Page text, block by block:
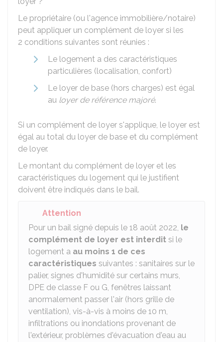
Le propriétaire (ou l'agence immobilière/notaire)
peut appliquer un complément de loyer si les
2 conditions suivantes sont réunies :
Le logement a des caractéristiques
particulières (localisation, confort)
Le loyer de base (hors charges) est égal
au loyer de référence majoré.
Si un complément de loyer s'applique, le loyer est
égal au total du loyer de base et du complément
de loyer.
Le montant du complément de loyer et les
caractéristiques du logement qui le justifient
doivent être indiqués dans le bail.
Attention
Pour un bail signé depuis le 18 août 2022, le
complément de loyer est interdit si le
logement a au moins 1 de ces
caractéristiques suivantes : sanitaires sur le
palier, signes d'humidité sur certains murs,
DPE de classe F ou G, fenêtres laissant
anormalement passer l'air (hors grille de
ventilation), vis-à-vis à moins de 10 m,
infiltrations ou inondations provenant de
l'extérieur, problèmes d'évacuation d'eau au